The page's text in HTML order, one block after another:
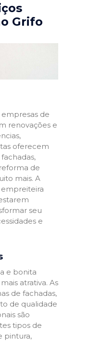
Grifo
empresas de
renovações e
oferecem
de
mais. A
seu
e
e bonita
atrativa. As
de fachadas,
de qualidade
são
tipos de
pintura,